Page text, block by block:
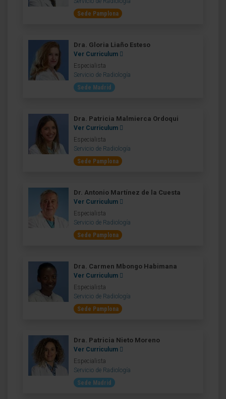
Sede Pamplona
Dra. Gloria Liaño Esteso
Ver Curriculum
Especialista
Servicio de Radiología
Sede Madrid
Dra. Patricia Malmierca Ordoqui
Ver Curriculum
Especialista
Servicio de Radiología
Sede Pamplona
Dr. Antonio Martínez de la Cuesta
Ver Curriculum
Especialista
Servicio de Radiología
Sede Pamplona
Dra. Carmen Mbongo Habimana
Ver Curriculum
Especialista
Servicio de Radiología
Sede Pamplona
Dra. Patricia Nieto Moreno
Ver Curriculum
Especialista
Servicio de Radiología
Sede Madrid